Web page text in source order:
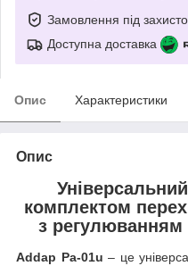
Замовлення під
Доступна доставка
Опис Характеристики
Опис
комплектом
з регулюванням
Addap Pa-01u – це